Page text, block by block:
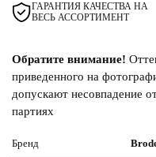
ГАРАНТИЯ КАЧЕСТВА НА
ВЕСЬ АССОРТИМЕНТ
Обратите внимание!
приведенного на
допускают несовпадение
партиях
Бренд